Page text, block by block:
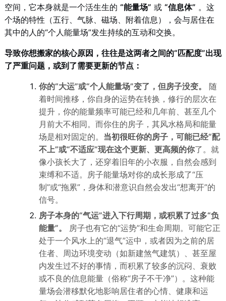
空间，它本身就是一个活生生的 “能量场” 或 “信息体” 。这
个场的特性（五行、气脉、磁场、附着信息），会与居住在
其中的人的“个人能量场”发生持续的互动和交换。
导致你想搬家的核心原因，往往是这两者之间的“匹配度”出现
了严重问题，或到了需要更新的节点：
你的“大运”或“个人能量场”变了，但房子没变。
随
着时间推移，你自身的运势在转换，修行的层次在
提升，你的能量频率可能已经和几年前、甚至几个
月前大不相同。而你住的房子，其风水格局和能量
场是相对固定的。 当初很旺你的房子，可能已经“配
不上”或“不适应”现在这个更新、更高频的你了。就
像小孩长大了，还穿着旧年的小衣服，自然会感到
束缚和不适。房子能量场对你的成长形成了“压
制”或“拖累”，身体和潜意识自然会发出“想离开”的
信号。
房子本身的“气运”进入下行周期，或积累了过多“负
能量”。
房子也有它的“运势”和生命周期。可能它正
处于一个风水上的“退气”运中，或者因为之前的居
住者、周边环境变动（如新建煞气建筑）、甚至屋
内发生过不好的事情，而积累了较多的沉闷、衰败
或不良的信息能量（俗称“房子不干净”）。这种能
量场会潜移默化地影响居住者的心情、健康和运